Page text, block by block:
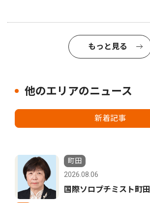
もっと見る
他のエリアのニュース
新着記事
町田
2026.08.06
国際ソロプチミスト町田